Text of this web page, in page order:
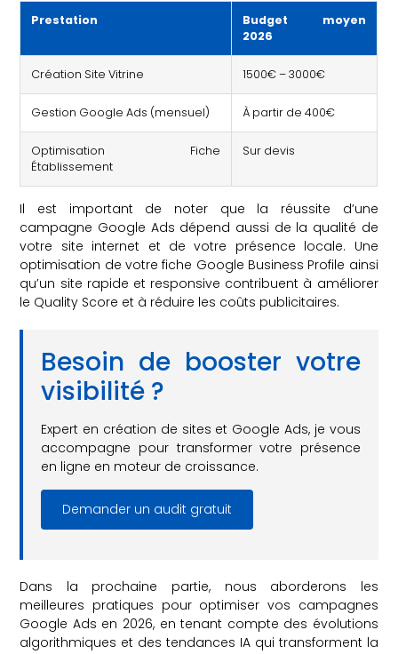
Prestation
Budget moyen
2026
Création Site Vitrine 1500€ – 3000€
Gestion Google Ads (mensuel) À partir de 400€
Optimisation Fiche
Établissement
Sur devis
Il est important de noter que la réussite d’une
campagne Google Ads dépend aussi de la qualité de
votre site internet et de votre présence locale. Une
optimisation de votre fiche Google Business Profile ainsi
qu’un site rapide et responsive contribuent à améliorer
le Quality Score et à réduire les coûts publicitaires.
Besoin de booster votre
visibilité ?
Expert en création de sites et Google Ads, je vous
accompagne pour transformer votre présence
en ligne en moteur de croissance.
Demander un audit gratuit
Dans la prochaine partie, nous aborderons les
meilleures pratiques pour optimiser vos campagnes
Google Ads en 2026, en tenant compte des évolutions
algorithmiques et des tendances IA qui transforment la